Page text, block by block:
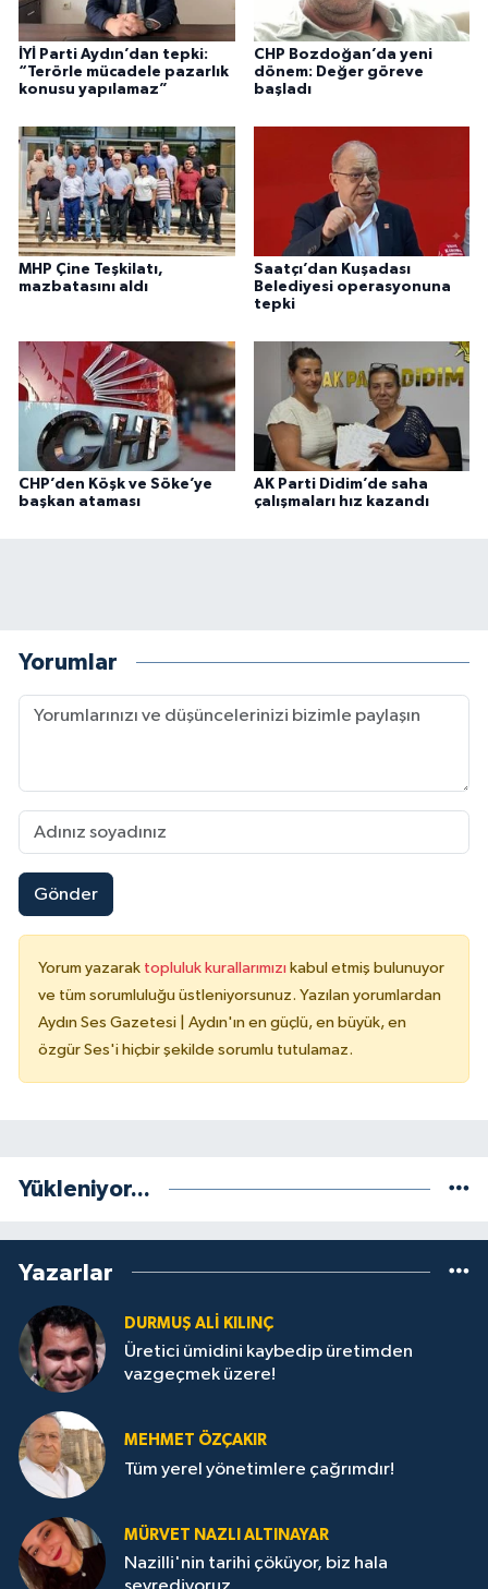
İYİ Parti Aydın’dan tepki:
“Terörle mücadele pazarlık
konusu yapılamaz”
CHP Bozdoğan’da yeni
dönem: Değer göreve
başladı
MHP Çine Teşkilatı,
mazbatasını aldı
Saatçı’dan Kuşadası
Belediyesi operasyonuna
tepki
CHP’den Köşk ve Söke’ye
başkan ataması
AK Parti Didim’de saha
çalışmaları hız kazandı
Yorumlar
Gönder
Yorum yazarak topluluk kurallarımızı kabul etmiş bulunuyor
ve tüm sorumluluğu üstleniyorsunuz. Yazılan yorumlardan
Aydın Ses Gazetesi | Aydın'ın en güçlü, en büyük, en
özgür Ses'i hiçbir şekilde sorumlu tutulamaz.
Yükleniyor...
Yazarlar
DURMUŞ ALI KILINÇ
Üretici ümidini kaybedip üretimden
vazgeçmek üzere!
MEHMET ÖZÇAKIR
Tüm yerel yönetimlere çağrımdır!
MÜRVET NAZLI ALTINAYAR
Nazilli'nin tarihi çöküyor, biz hala